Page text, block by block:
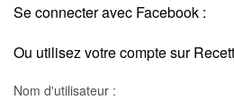
Se connecter avec Facebook :
Ou utilisez votre compte sur
Nom d'utilisateur :